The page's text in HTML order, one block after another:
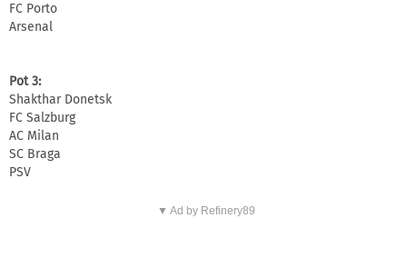
FC Porto
Arsenal
Pot 3:
Shakthar Donetsk
FC Salzburg
AC Milan
SC Braga
PSV
▼ Ad by Refinery89